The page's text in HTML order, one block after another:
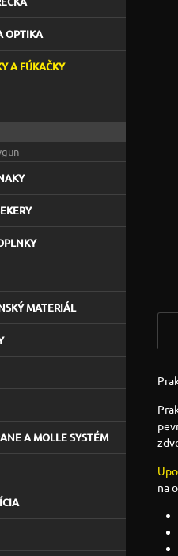
na
OPTIKA
A FÚKAČKY
MATERIÁL
A MOLLE SYSTÉM